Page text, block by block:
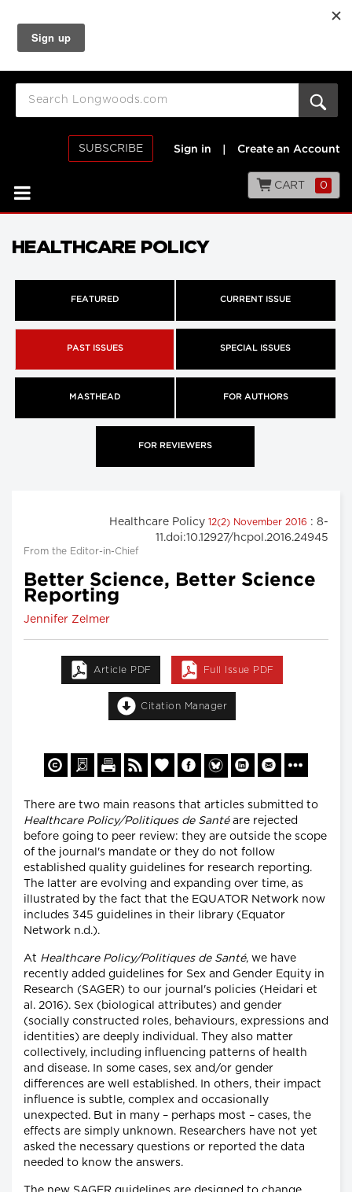
SUBSCRIBE Sign in Create an Account
CART 0
HEALTHCARE POLICY
FEATURED CURRENT ISSUE
PAST ISSUES SPECIAL ISSUES
MASTHEAD FOR AUTHORS
FOR REVIEWERS
Healthcare Policy 12(2) November 2016 : 8-
11.doi:10.12927/hcpol.2016.24945
From the Editor-in-Chief
Better Science, Better Science
Reporting
Jennifer Zelmer
Article PDF Full Issue PDF
Citation Manager
There are two main reasons that articles submitted to
Healthcare Policy/Politiques de Santéare rejected
before going to peer review: they are outside the scope
of the journal's mandate or they do not follow
established quality guidelines for research reporting.
The latter are evolving and expanding over time, as
illustrated by the fact that the EQUATOR Network now
includes 345 guidelines in their library (Equator
Network n.d.).
At Healthcare Policy/Politiques de Santé, we have
recently added guidelines for Sex and Gender Equity in
Research (SAGER) to our journal's policies (Heidari et
al. 2016). Sex (biological attributes) and gender
(socially constructed roles, behaviours, expressions and
identities) are deeply individual. They also matter
collectively, including influencing patterns of health
and disease. In some cases, sex and/or gender
differences are well established. In others, their impact
influence is subtle, complex and occasionally
unexpected. But in many – perhaps most – cases, the
effects are simply unknown. Researchers have not yet
asked the necessary questions or reported the data
needed to know the answers.